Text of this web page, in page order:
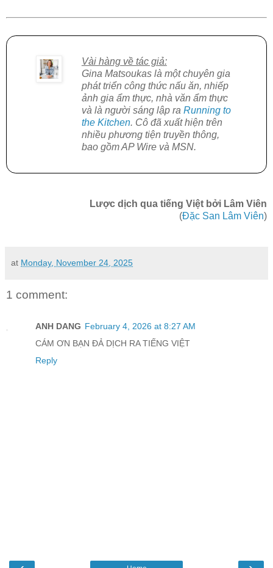
Vài hàng về tác giả:
Gina Matsoukas là một chuyên gia
phát triển công thức nấu ăn, nhiếp
ảnh gia ẩm thực, nhà văn ẩm thực
và là người sáng lập ra Running to
the Kitchen. Cô đã xuất hiện trên
nhiều phương tiện truyền thông,
bao gồm AP Wire và MSN.
Lược dịch qua tiếng Việt bởi Lâm Viên
(Đặc San Lâm Viên)
at Monday, November 24, 2025
1 comment:
ANH DANG February 4, 2026 at 8:27 AM
CÁM ƠN BẠN ĐẢ DỊCH RA TIẾNG VIỆT
Reply